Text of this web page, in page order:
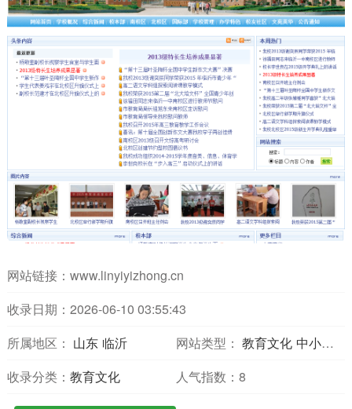
网站链接： www.linyiyizhong.cn
收录日期：2026-06-10 03:55:43
所属地区： 山东 临沂 网站类型： 教育文化 中小学校
收录分类： 教育文化 人气指数： 8